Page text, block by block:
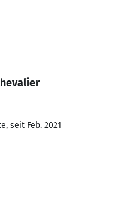
seit Feb. 2021